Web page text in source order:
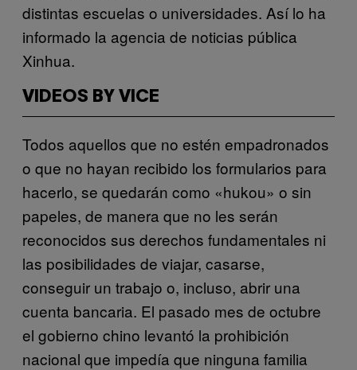
distintas escuelas o universidades. Así lo ha
informado la agencia de noticias pública
Xinhua.
VIDEOS BY VICE
Todos aquellos que no estén empadronados
o que no hayan recibido los formularios para
hacerlo, se quedarán como «hukou» o sin
papeles, de manera que no les serán
reconocidos sus derechos fundamentales ni
las posibilidades de viajar, casarse,
conseguir un trabajo o, incluso, abrir una
cuenta bancaria. El pasado mes de octubre
el gobierno chino levantó la prohibición
nacional que impedía que ninguna familia